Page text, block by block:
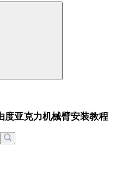
度亚克力机械臂安装教程